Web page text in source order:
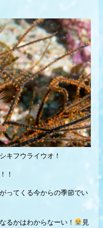
キフウライウオ！
！
ってくる今からの季節でい
るかはわからなーい！ 見